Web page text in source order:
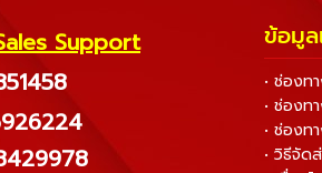
Support ข้อมูล
• ช่องท
• ช่องท
• ช่องท
• วิธีจัด